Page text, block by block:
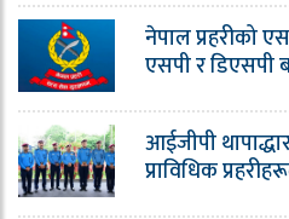
नेपाल प्रहरीको
एसपी र डिएसपी
आईजीपी
प्राविधिक